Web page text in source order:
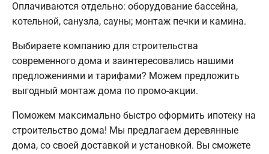
Оплачиваются отдельно: оборудование бассейна,
котельной, санузла, сауны; монтаж печки и камина.
Выбираете компанию для строительства
современного дома и заинтересовались нашими
предложениями и тарифами? Можем предложить
выгодный монтаж дома по промо-акции.
Поможем максимально быстро оформить ипотеку на
строительство дома! Мы предлагаем деревянные
дома, со своей доставкой и установкой. Вы сможете